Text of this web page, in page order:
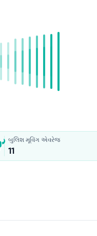
બુલિશ મૂવિંગ એવરેજ
11